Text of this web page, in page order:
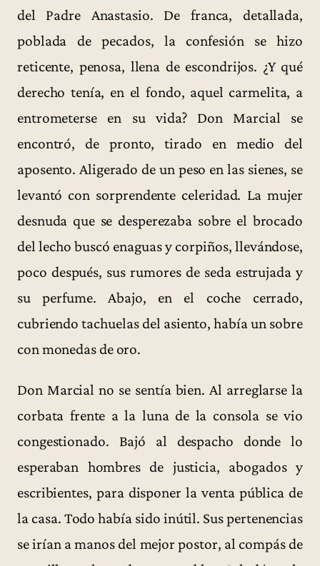
del Padre Anastasio. De franca, detallada,
poblada de pecados, la confesión se hizo
reticente, penosa, llena de escondrijos. ¿Y qué
derecho tenía, en el fondo, aquel carmelita, a
entrometerse en su vida? Don Marcial se
encontró, de pronto, tirado en medio del
aposento. Aligerado de un peso en las sienes, se
levantó con sorprendente celeridad. La mujer
desnuda que se desperezaba sobre el brocado
del lecho buscó enaguas y corpiños, llevándose,
poco después, sus rumores de seda estrujada y
su perfume. Abajo, en el coche cerrado,
cubriendo tachuelas del asiento, había un sobre
con monedas de oro.
Don Marcial no se sentía bien. Al arreglarse la
corbata frente a la luna de la consola se vio
congestionado. Bajó al despacho donde lo
esperaban hombres de justicia, abogados y
escribientes, para disponer la venta pública de
la casa. Todo había sido inútil. Sus pertenencias
se irían a manos del mejor postor, al compás de